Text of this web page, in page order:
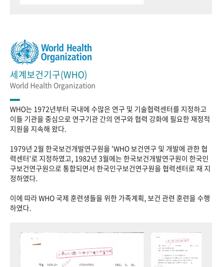
세계보건기구(WHO)
World Health Organization
WHO는 1972년부터 국내에 수많은 연구 및 기술협력센터를 지정하고
이들 기관을 중심으로 연구기관 간의 연구와 협력 강화에 필요한 재정적
지원을 지속해 왔다.
1979년 2월 한국보건개발연구원을 'WHO 보건연구 및 개발에 관한 협
력센터'로 지정하였고, 1982년 3월에는 한국보건개발연구원이 한국인
구보건연구원으로 통합되면서 한국인구보건연구원을 협력센터로 재 지
정하였다.
이에 따라 WHO 국제 훈련생들을 위한 가족계획, 보건 관련 훈련을 수행
하였다.